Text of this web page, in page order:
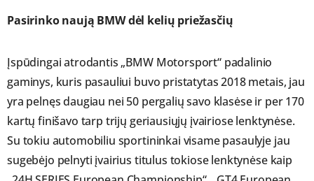
Pasirinko naują BMW dėl kelių priežasčių
Įspūdingai atrodantis „BMW Motorsport“ padalinio
gaminys, kuris pasauliui buvo pristatytas 2018 metais, jau
yra pelnęs daugiau nei 50 pergalių savo klasėse ir per 170
kartų finišavo tarp trijų geriausiųjų įvairiose lenktynėse.
Su tokiu automobiliu sportininkai visame pasaulyje jau
sugebėjo pelnyti įvairius titulus tokiose lenktynėse kaip